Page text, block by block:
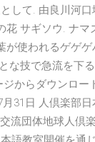
して. 由良川河
サギソウ. ナマ
が使われるゲゲ
な技で急流を下
ジからダウンロ
31日 人倶楽部日
流団体地球人倶